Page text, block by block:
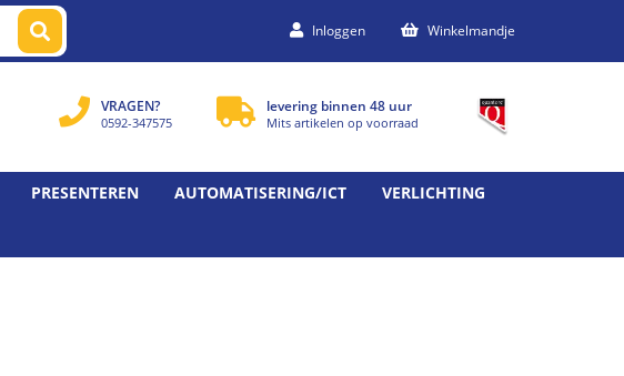
Inloggen Winkelmandje
levering binnen 48 uur
Mits artikelen op voorraad
VRAGEN?
0592-347575
PRESENTEREN AUTOMATISERING/ICT
VERLICHTING